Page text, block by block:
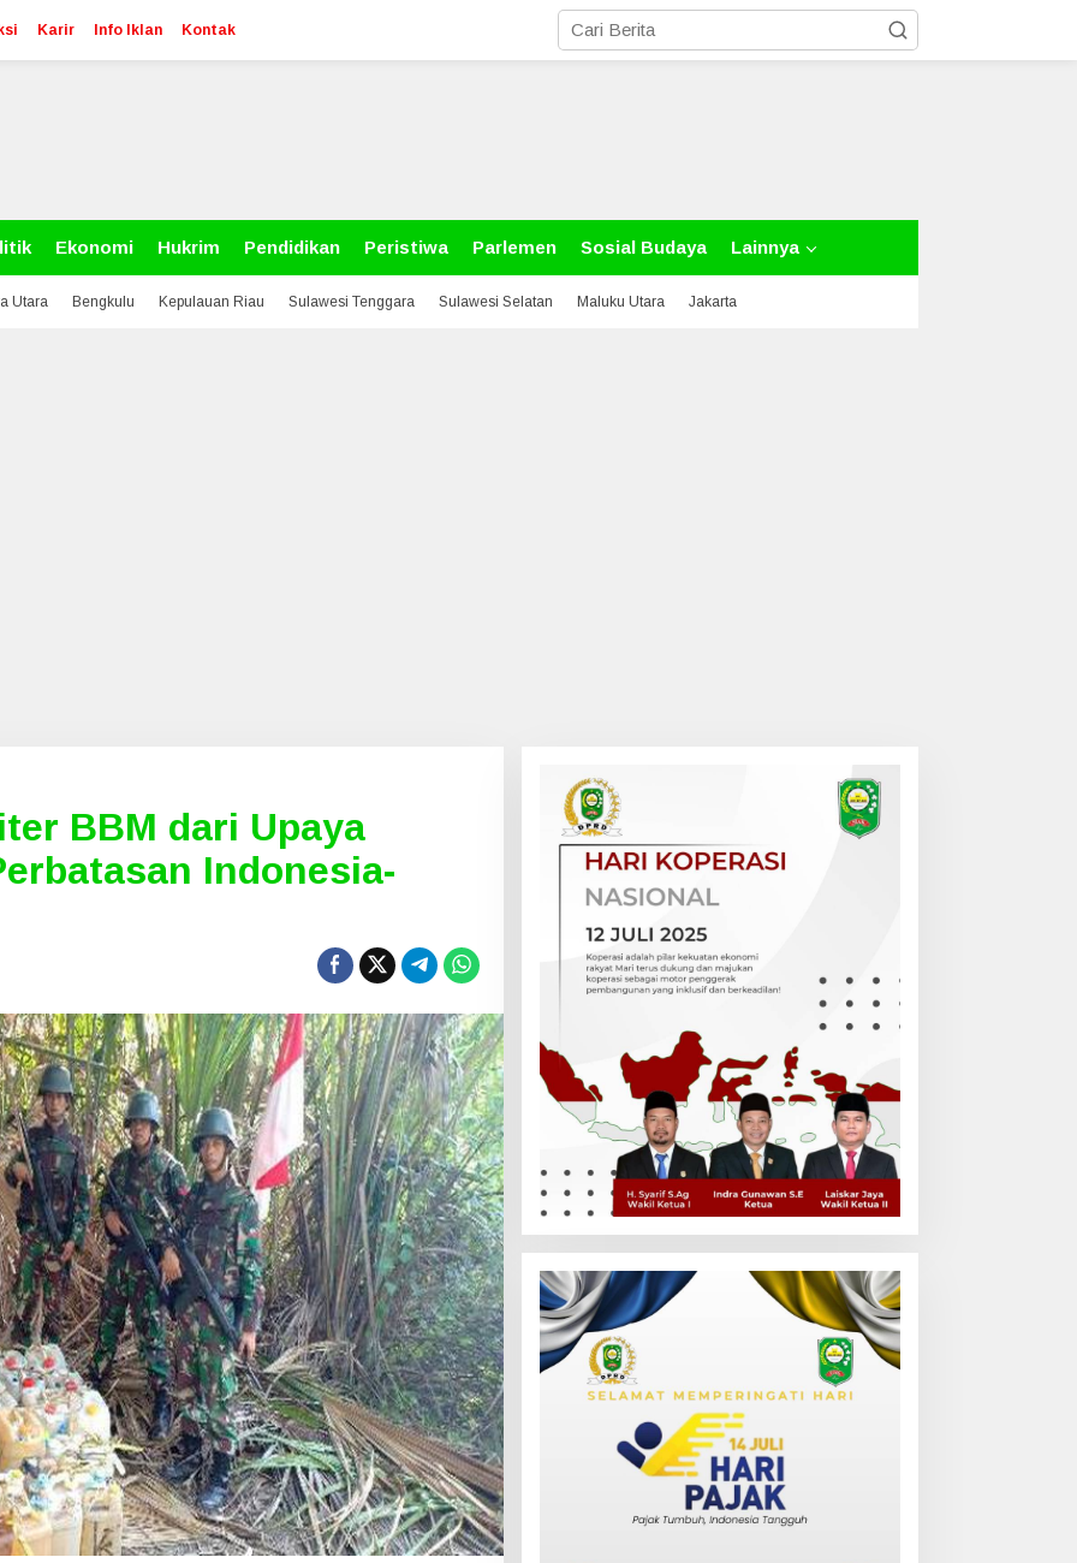
Karir Info Iklan Kontak
Ekonomi Hukrim Pendidikan Peristiwa Parlemen Sosial Budaya Lainnya
Utara Bengkulu Kepulauan Riau Sulawesi Tenggara Sulawesi Selatan Maluku Utara Jakarta
BBM dari Upaya
Indonesia-